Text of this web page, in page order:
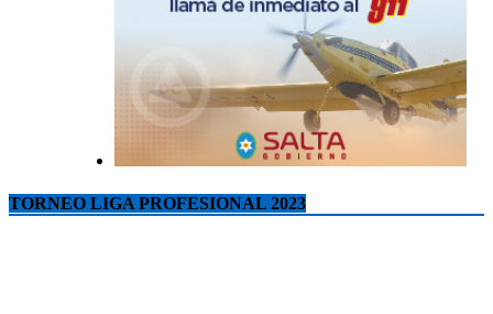
TORNEO LIGA PROFESIONAL 2023